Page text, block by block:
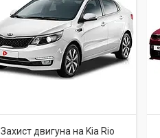
Захист двигуна на Kia Rio